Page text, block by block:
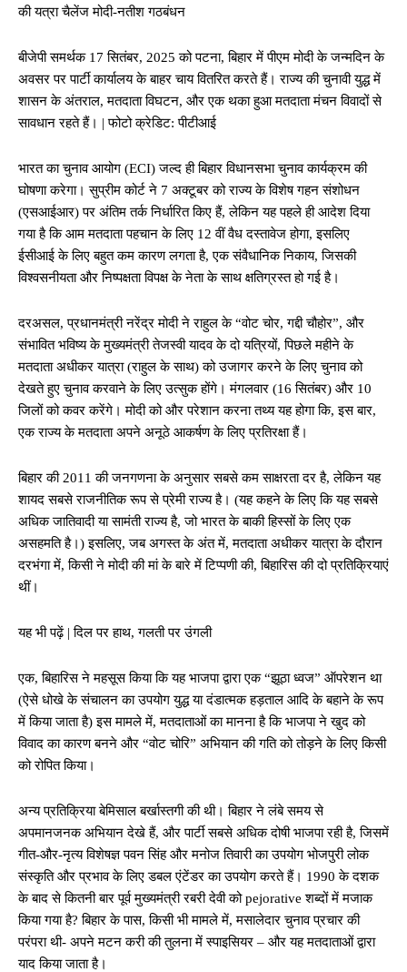
बीजेपी समर्थक 17 सितंबर, 2025 को पटना, बिहार में पीएम मोदी के जन्मदिन के
अवसर पर पार्टी कार्यालय के बाहर चाय वितरित करते हैं। राज्य की चुनावी युद्ध में
शासन के अंतराल, मतदाता विघटन, और एक थका हुआ मतदाता मंचन विवादों से
सावधान रहते हैं। | फोटो क्रेडिट: पीटीआई
भारत का चुनाव आयोग (ECI) जल्द ही बिहार विधानसभा चुनाव कार्यक्रम की
घोषणा करेगा। सुप्रीम कोर्ट ने 7 अक्टूबर को राज्य के विशेष गहन संशोधन
(एसआईआर) पर अंतिम तर्क निर्धारित किए हैं, लेकिन यह पहले ही आदेश दिया
गया है कि आम मतदाता पहचान के लिए 12 वीं वैध दस्तावेज होगा, इसलिए
ईसीआई के लिए बहुत कम कारण लगता है, एक संवैधानिक निकाय, जिसकी
विश्वसनीयता और निष्पक्षता विपक्ष के नेता के साथ क्षतिग्रस्त हो गई है।
दरअसल, प्रधानमंत्री नरेंद्र मोदी ने राहुल के “वोट चोर, गद्दी चौहोर”, और
संभावित भविष्य के मुख्यमंत्री तेजस्वी यादव के दो यत्रियों, पिछले महीने के
मतदाता अधीकर यात्रा (राहुल के साथ) को उजागर करने के लिए चुनाव को
देखते हुए चुनाव करवाने के लिए उत्सुक होंगे। मंगलवार (16 सितंबर) और 10
जिलों को कवर करेंगे। मोदी को और परेशान करना तथ्य यह होगा कि, इस बार,
एक राज्य के मतदाता अपने अनूठे आकर्षण के लिए प्रतिरक्षा हैं।
बिहार की 2011 की जनगणना के अनुसार सबसे कम साक्षरता दर है, लेकिन यह
शायद सबसे राजनीतिक रूप से प्रेमी राज्य है। (यह कहने के लिए कि यह सबसे
अधिक जातिवादी या सामंती राज्य है, जो भारत के बाकी हिस्सों के लिए एक
असहमति है।) इसलिए, जब अगस्त के अंत में, मतदाता अधीकर यात्रा के दौरान
दरभंगा में, किसी ने मोदी की मां के बारे में टिप्पणी की, बिहारिस की दो प्रतिक्रियाएं
थीं।
यह भी पढ़ें | दिल पर हाथ, गलती पर उंगली
एक, बिहारिस ने महसूस किया कि यह भाजपा द्वारा एक “झूठा ध्वज” ऑपरेशन था
(ऐसे धोखे के संचालन का उपयोग युद्ध या दंडात्मक हड़ताल आदि के बहाने के रूप
में किया जाता है) इस मामले में, मतदाताओं का मानना ​​है कि भाजपा ने खुद को
विवाद का कारण बनने और “वोट चोरि” अभियान की गति को तोड़ने के लिए किसी
को रोपित किया।
अन्य प्रतिक्रिया बेमिसाल बर्खास्तगी की थी। बिहार ने लंबे समय से
अपमानजनक अभियान देखे हैं, और पार्टी सबसे अधिक दोषी भाजपा रही है, जिसमें
गीत-और-नृत्य विशेषज्ञ पवन सिंह और मनोज तिवारी का उपयोग भोजपुरी लोक
संस्कृति और प्रभाव के लिए डबल एंटेंडर का उपयोग करते हैं। 1990 के दशक
के बाद से कितनी बार पूर्व मुख्यमंत्री रबरी देवी को pejorative शब्दों में मजाक
किया गया है? बिहार के पास, किसी भी मामले में, मसालेदार चुनाव प्रचार की
परंपरा थी- अपने मटन करी की तुलना में स्पाइसियर – और यह मतदाताओं द्वारा
याद किया जाता है।